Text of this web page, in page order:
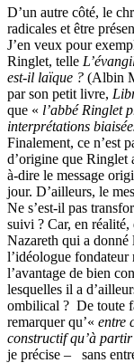
D’un autre côté, le
radicales et être
J’en veux pour
Ringlet, telle
est-il laïque ? (Albin
par son petit livre,
que « l’abbé Ringlet
interprétations
Finalement, ce n’est
d’origine que Ringlet
à-dire le message
jour. D’ailleurs, le
Ne s’est-il pas
suivi ? Car, en
Nazareth qui a donné
l’idéologue fondateur
l’avantage de bien
lesquelles il a
ombilical ? De toute
remarquer qu’« entre
constructif qu’à
je précise –
sans